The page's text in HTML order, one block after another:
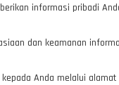
informasi pribadi
dan keamanan
Anda melalui